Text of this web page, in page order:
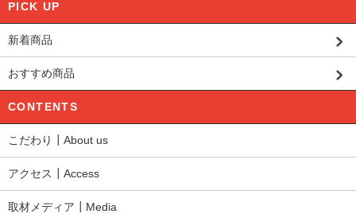
PICK UP
新着商品
おすすめ商品
CONTENTS
こだわり┃About us
アクセス┃Access
取材メディア┃Media